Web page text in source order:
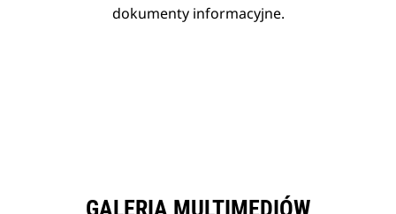
dokumenty informacyjne.